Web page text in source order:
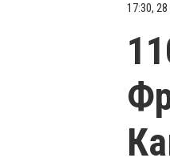
17:30,